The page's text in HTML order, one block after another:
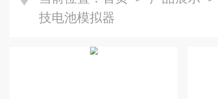
技电池模拟器